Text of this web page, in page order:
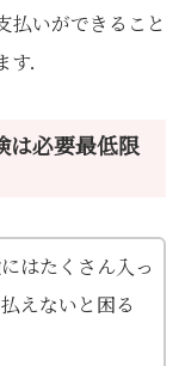
払いができること
．
必要最低限
はたくさん入っ
えないと困る